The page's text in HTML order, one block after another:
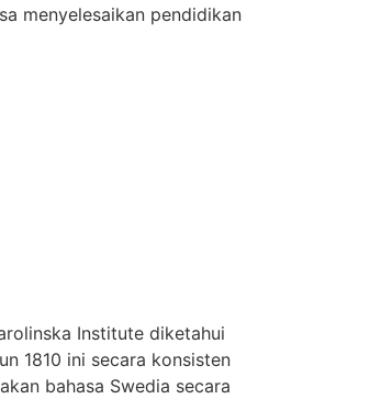
menyelesaikan pendidikan
Institute diketahui
1810 ini secara konsisten
bahasa Swedia secara